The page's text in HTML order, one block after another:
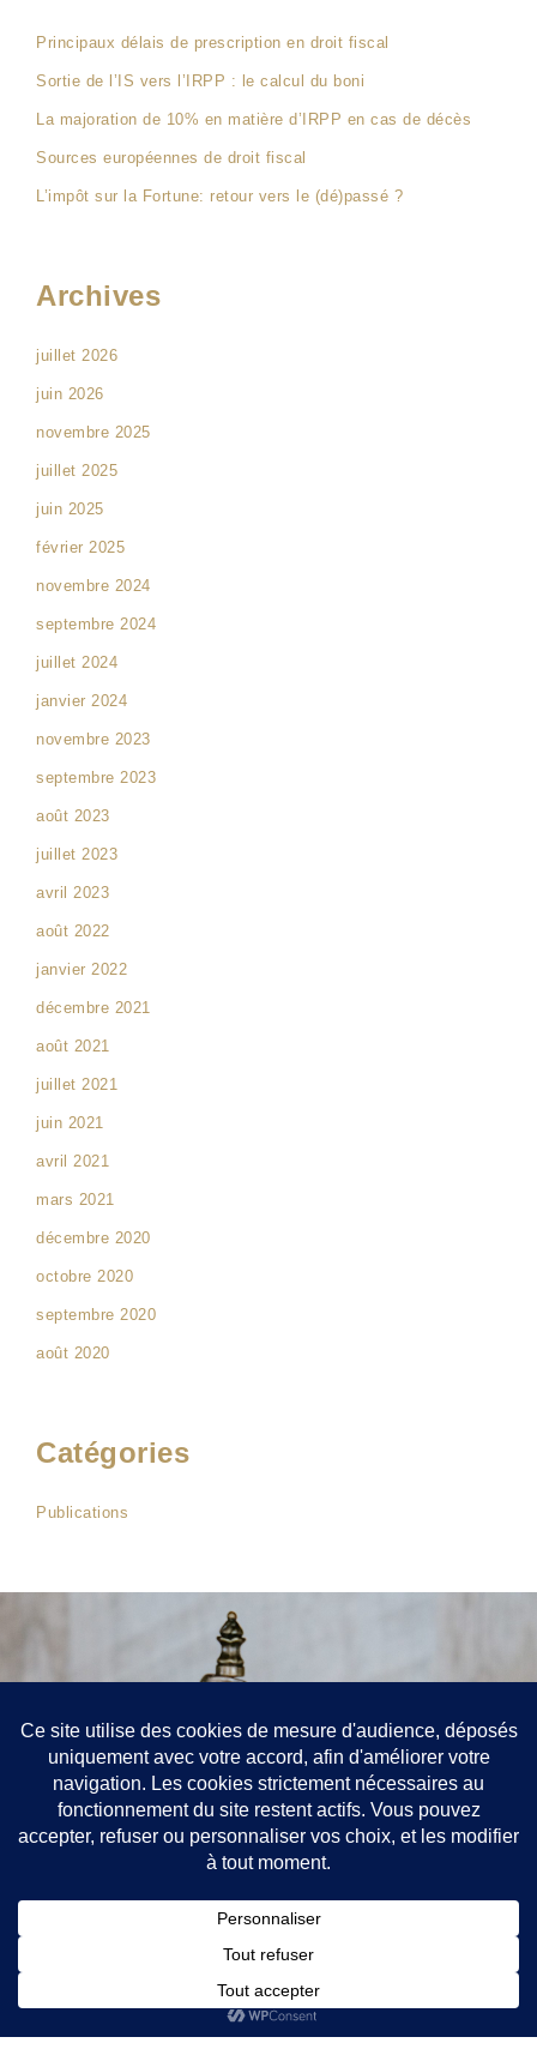
Principaux délais de prescription en droit fiscal
Sortie de l’IS vers l’IRPP : le calcul du boni
La majoration de 10% en matière d’IRPP en cas de décès
Sources européennes de droit fiscal
L’impôt sur la Fortune: retour vers le (dé)passé ?
Archives
juillet 2026
juin 2026
novembre 2025
juillet 2025
juin 2025
février 2025
novembre 2024
septembre 2024
juillet 2024
janvier 2024
novembre 2023
septembre 2023
août 2023
juillet 2023
avril 2023
août 2022
janvier 2022
décembre 2021
août 2021
juillet 2021
juin 2021
avril 2021
mars 2021
décembre 2020
octobre 2020
septembre 2020
août 2020
Catégories
Publications
52 rue de Richelieu, Paris 75001
+33688907201
jean-philippe.chatelain@avocat.fr
Toque : EV
Mentions légales
Politique de confidentialité